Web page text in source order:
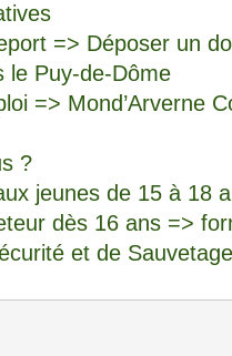
=> Déposer un
le Puy-de-Dôme
=> Mond’Arverne
?
jeunes de 15 à 18
dès 16 ans =>
et de